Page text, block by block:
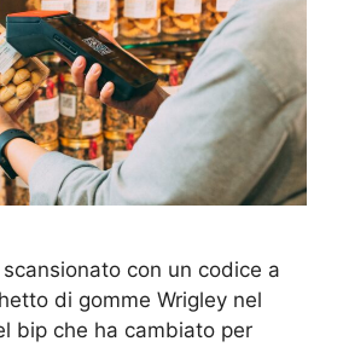
con un codice a
di gomme Wrigley nel
bip che ha cambiato per